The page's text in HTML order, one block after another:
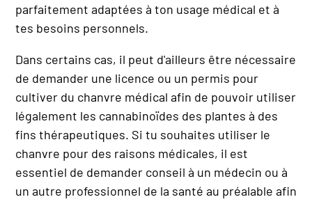
parfaitement adaptées à ton usage médical et à
tes besoins personnels.
Dans certains cas, il peut d'ailleurs être nécessaire
de demander une licence ou un permis pour
cultiver du chanvre médical afin de pouvoir utiliser
légalement les cannabinoïdes des plantes à des
fins thérapeutiques. Si tu souhaites utiliser le
chanvre pour des raisons médicales, il est
essentiel de demander conseil à un médecin ou à
un autre professionnel de la santé au préalable afin